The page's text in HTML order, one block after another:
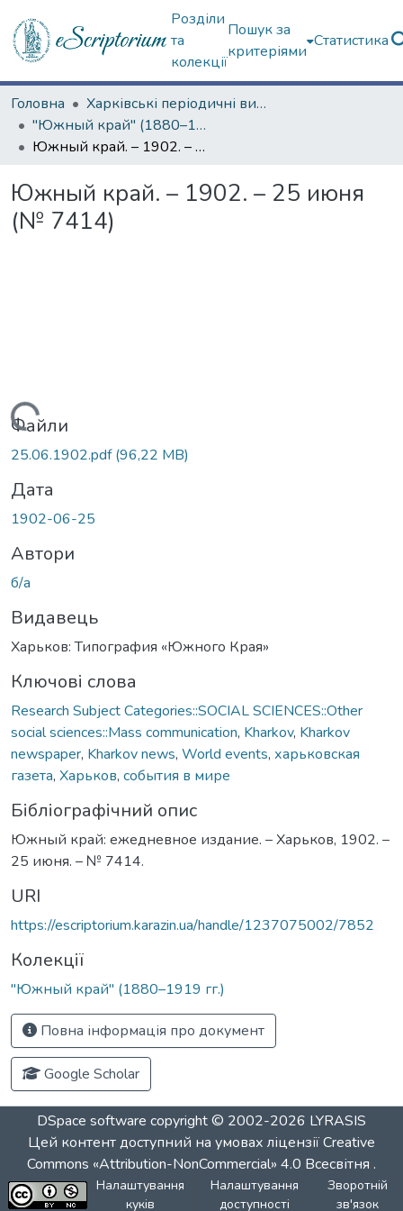
Розділи
та
колекції
Пошук за
критеріями
Статистика
Головна
Харківські періодичні видання
"Южный край" (1880–1919 гг.)
Южный край. – 1902. – 25 июня (№ 7414)
Южный край. – 1902. – 25 июня
(№ 7414)
Вантажиться...
Файли
25.06.1902.pdf(96,22 MB)
Дата
1902-06-25
Автори
б/а
Видавець
Харьков: Типография «Южного Края»
Ключові слова
Research Subject Categories::SOCIAL SCIENCES::Other
social sciences::Mass communication, Kharkov, Kharkov
newspaper, Kharkov news, World events, харьковская
газета, Харьков, события в мире
Бібліографічний опис
Южный край: ежедневное издание. – Харьков, 1902. –
25 июня. – № 7414.
URI
https://escriptorium.karazin.ua/handle/1237075002/7852
Колекції
"Южный край" (1880–1919 гг.)
Повна інформація про документ
Google Scholar
DSpace software copyright © 2002-2026 LYRASIS
Цей контент доступний на умовах ліцензіїCreative
Commons «Attribution-NonCommercial» 4.0 Всесвітня .
Налаштування
куків
Налаштування
доступності
Зворотній
зв'язок